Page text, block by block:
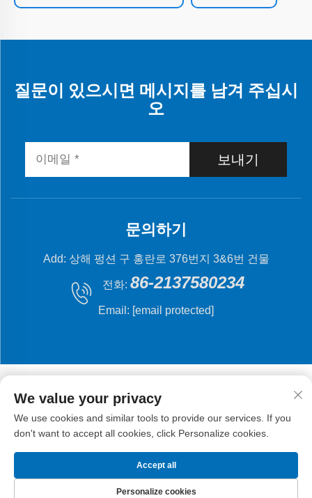
질문이 있으시면 메시지를 남겨 주십시
오
보내기
문의하기
Add: 상해 펑션 구 홍란로 376번지 3&6번 건물
전화: 86-2137580234
Email: [email protected]
저작권 © 2024 상해 플라잉 피시 기계 제조 유한 회사.
We value your privacy
We use cookies and similar tools to provide our services. If you
don't want to accept all cookies, click Personalize cookies.
Personalize cookies
Accept all